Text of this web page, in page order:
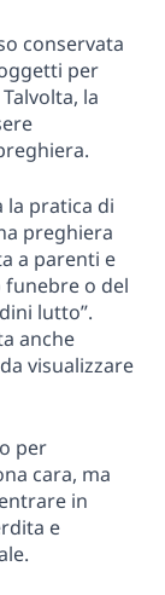
conservata
per
la
la pratica di
preghiera
a parenti e
funebre o del
lutto”.
anche
visualizzare
per
cara, ma
in
e